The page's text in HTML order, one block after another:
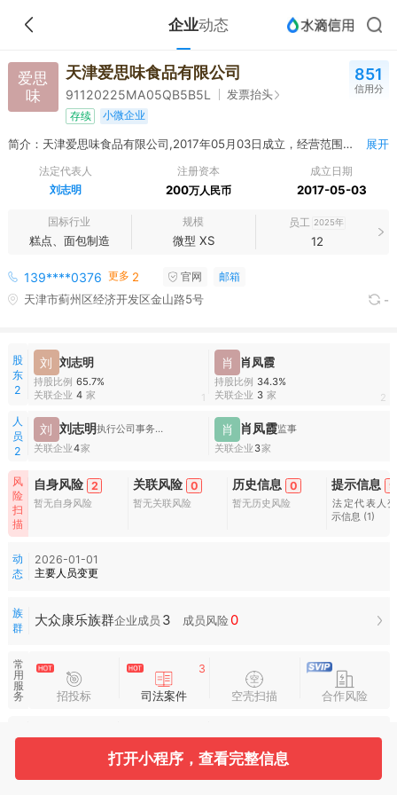
企业动态
爱思
味
天津爱思味食品有限公司
91120225MA05QB5B5L 发票抬头
存续 小微企业
851
信用分
简介：天津爱思味食品有限公司,2017年05月03日成立，经营范围包括许可项目：食品销售；食品生产；食品互联网销售。（依法须经批准的项目，经相关部门批准后方可开展经营活动，具体经营项目以相关部门批准文件或许可证件为准）一般项目：外卖递送服务。（除依法须经批准的项目外，凭营业执照依法自主开展经营活动） 展开
法定代表人
刘志明
注册资本
200万人民币
成立日期
2017-05-03
国标行业
糕点、面包制造
规模
微型 XS
员工 2025年
12
139****0376 更多 2 官网 邮箱
天津市蓟州区经济开发区金山路5号 -
股
东
2
刘 刘志明
持股比例 65.7%
关联企业 4 家 1
肖 肖凤霞
持股比例 34.3%
关联企业 3 家 2
人
员
2
刘 刘志明
执行公司事务的董事,经理
关联企业4家
肖 肖凤霞监事
关联企业 3家
风
险
扫
描
自身风险 2
暂无自身风险
关联风险 0
暂无关联风险
历史信息 0
暂无历史风险
提示信息 9
法定代表人
示信息 (1)
动
态
2026-01-01
主要人员变更
族
群
大众康乐族群企业成员 3 成员风险0
常
用
服
务
招投标
3
司法案件 空壳扫描 合作风险
滴
打开小程序，查看完整信息